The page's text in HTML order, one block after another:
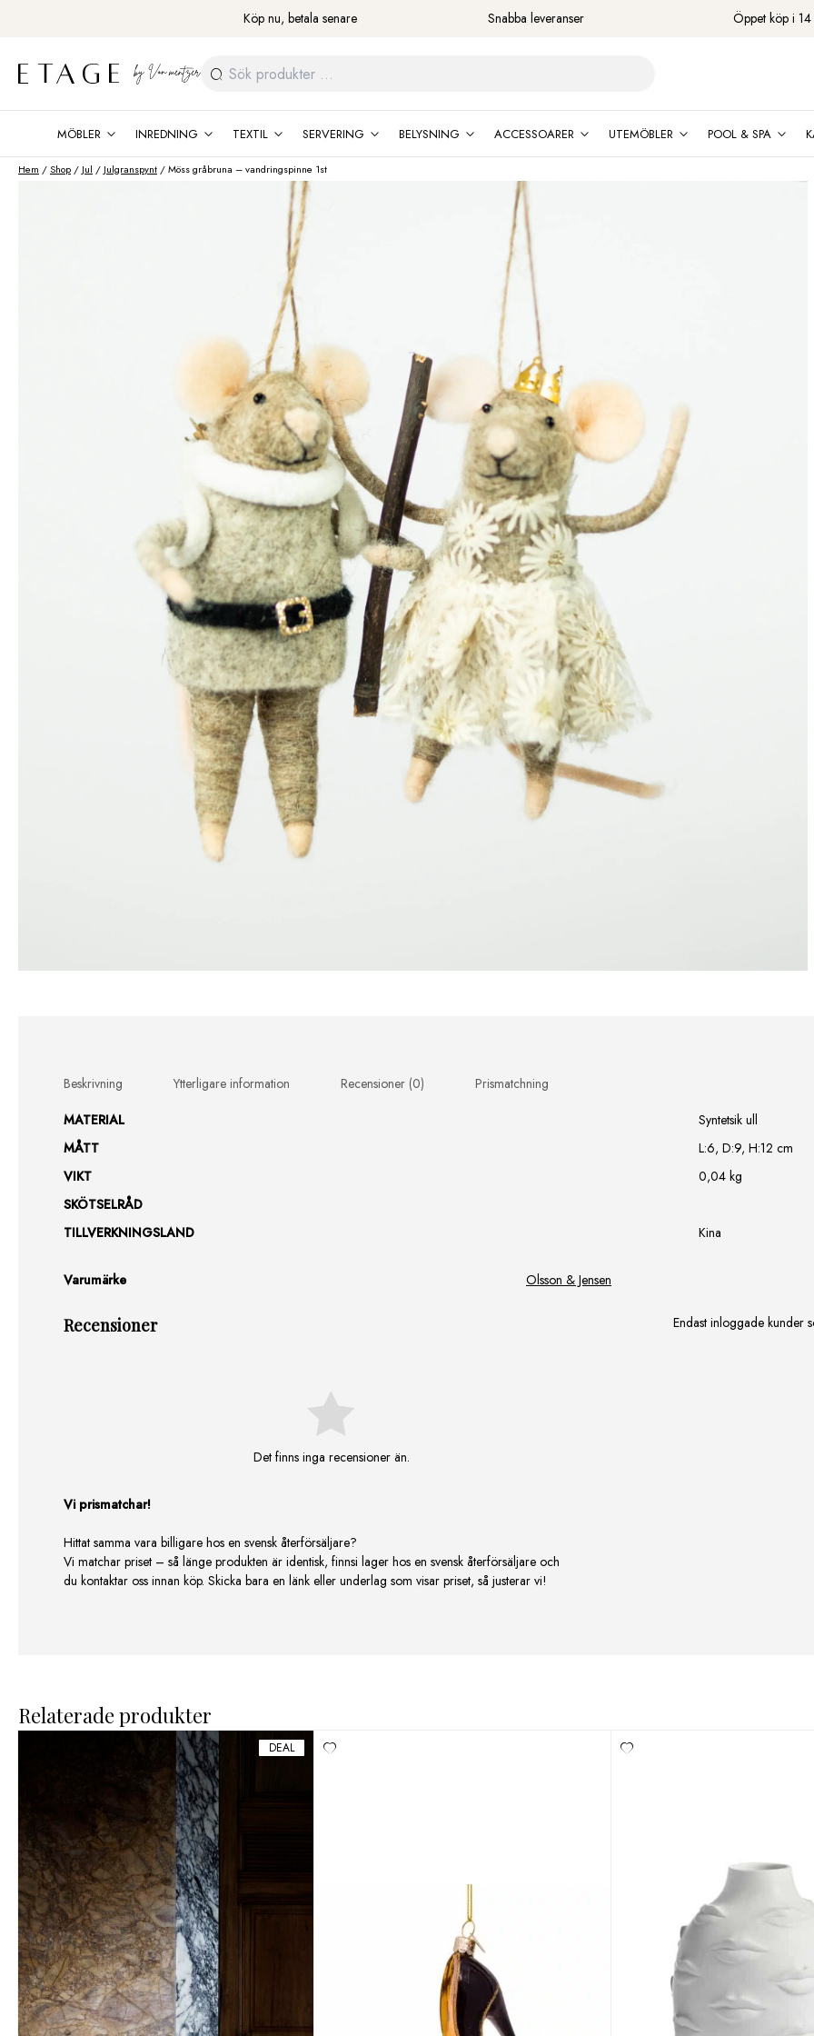
Köp nu, betala senare Snabba leveranser Öppet köp i
Sök
efter:
MÖBLER INREDNING TEXTIL SERVERING BELYSNING ACCESSOARER UTEMÖBLER POOL & SPA
Hem /Shop / Jul / Julgranspynt / Möss gråbruna – vandringspinne 1st
Beskrivning Ytterligare information Recensioner (0)
Prismatchning
MATERIAL
Syntetsik ull
MÅTT
L:6, D:9, H:12 cm
VIKT
0,04 kg
SKÖTSELRÅD
TILLVERKNINGSLAND
Kina
Varumärke Olsson & Jensen
Recensioner
Det finns inga recensioner än.
Endast inloggade kunder
Vi prismatchar!
Hittat samma vara billigare hos en svensk återförsäljare?
Vi matchar priset – så länge produkten är identisk, finnsi lager hos en svensk återförsäljare och
du kontaktar oss innan köp. Skicka bara en länk eller underlag som visar priset, så justerar vi!
Relaterade produkter
DEAL